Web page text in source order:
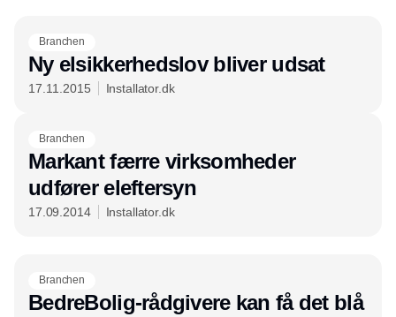
Branchen
Ny elsikkerhedslov bliver udsat
17.11.2015 Installator.dk
Branchen
Markant færre virksomheder
udfører eleftersyn
17.09.2014 Installator.dk
Branchen
BedreBolig-rådgivere kan få det blå